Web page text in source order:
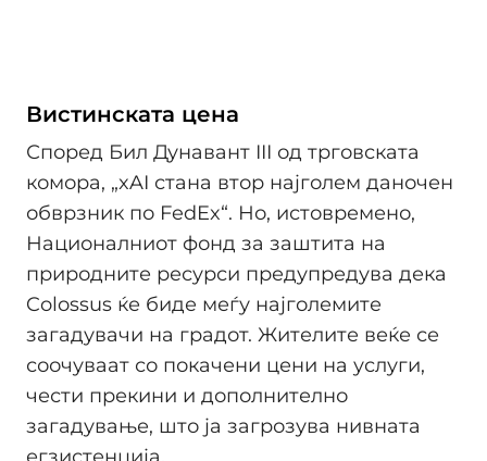
Вистинската цена
Според Бил Дунавант III од трговската
комора, „xAI стана втор најголем даночен
обврзник по FedEx“. Но, истовремено,
Националниот фонд за заштита на
природните ресурси предупредува дека
Colossus ќе биде меѓу најголемите
загадувачи на градот. Жителите веќе се
соочуваат со покачени цени на услуги,
чести прекини и дополнително
загадување, што ја загрозува нивната